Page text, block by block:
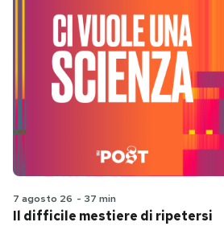
7 agosto 26 - 37 min
Il difficile mestiere di ripetersi